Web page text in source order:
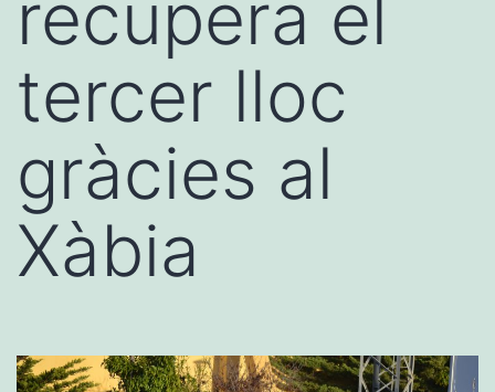
recupera el
tercer lloc
gràcies al
Xàbia